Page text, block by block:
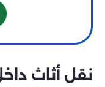
نقل أثاث